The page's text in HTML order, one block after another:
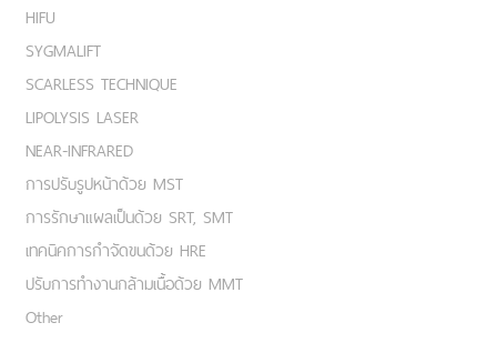
HIFU
SYGMALIFT
SCARLESS TECHNIQUE
LIPOLYSIS LASER
NEAR-INFRARED
การปรับรูปหน้าด้วย MST
การรักษาแผลเป็นด้วย SRT, SMT
เทคนิคการกำจัดขนด้วย HRE
ปรับการทำงานกล้ามเนื้อด้วย MMT
Other